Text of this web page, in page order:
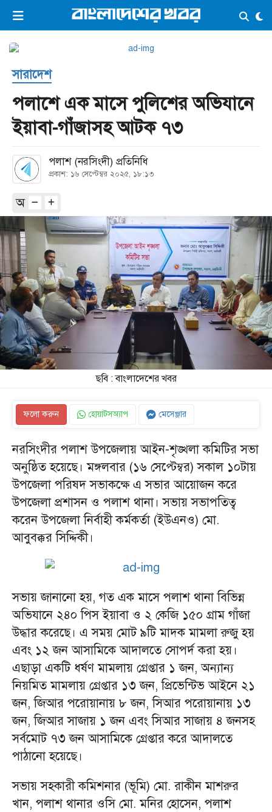
ভিডিও ই-পেপার লগইন ×
প্রচ্ছদ
সর্বশেষ
সব বিভাগ
কনভার্টার
সারাদেশ
পলাশে এক মাসে পুলিশের অভিযানে
ইয়াবা-গাঁজাসহ আটক ৭৩
পলাশ (নরসিংদী) প্রতিনিধি
প্রকাশ: ১৬ সেপ্টেম্বর ২০২৫, ১৮:১৩
অ
ছবি : বাংলাদেশের খবর
ফলো করুন হোয়াটসঅ্যাপ মেসেঞ্জার
নরসিংদীর পলাশ উপজেলায় আইন-শৃঙ্খলা কমিটির সভা
অনুষ্ঠিত হয়েছে। মঙ্গলবার (১৬ সেপ্টেম্বর) সকাল ১০টায়
উপজেলা পরিষদ সভাকক্ষে এ সভার আয়োজন করে
উপজেলা প্রশাসন ও পলাশ থানা। সভায় সভাপতিত্ব
করেন উপজেলা নির্বাহী কর্মকর্তা (ইউএনও) মো.
আবুবক্কর সিদ্দিকী।
সভায় জানানো হয়, গত এক মাসে পলাশ থানা বিভিন্ন
অভিযানে ২৪০ পিস ইয়াবা ও ২ কেজি ১৫০ গ্রাম গাঁজা
উদ্ধার করেছে। এ সময় মোট ৯টি মাদক মামলা রুজু হয়
এবং ১২ জন আসামিকে আদালতে সোপর্দ করা হয়।
এছাড়া একটি ধর্ষণ মামলায় গ্রেপ্তার ১ জন, অন্যান্য
নিয়মিত মামলায় গ্রেপ্তার ১৩ জন, প্রিভেন্টিভ আইনে ২১
জন, জিআর পরোয়ানায় ৮ জন, সিআর পরোয়ানায় ১৩
জন, জিআর সাজায় ১ জন এবং সিআর সাজায় ৪ জনসহ
সর্বমোট ৭৩ জন আসামিকে গ্রেপ্তার করে আদালতে
পাঠানো হয়েছে।
সভায় সহকারী কমিশনার (ভূমি) মো. রাকীন মাশরুর
খান, পলাশ থানার ওসি মো. মনির হোসেন, পলাশ